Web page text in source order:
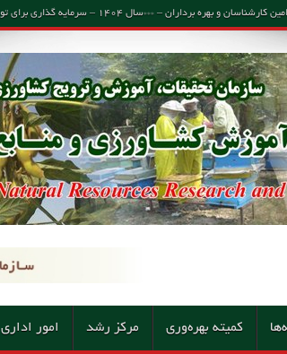
– ***سال ۱۴۰۴ – سرمایه گذاری برای تولید***
کمیته بهره‌وری مرکز رشد امور اداری